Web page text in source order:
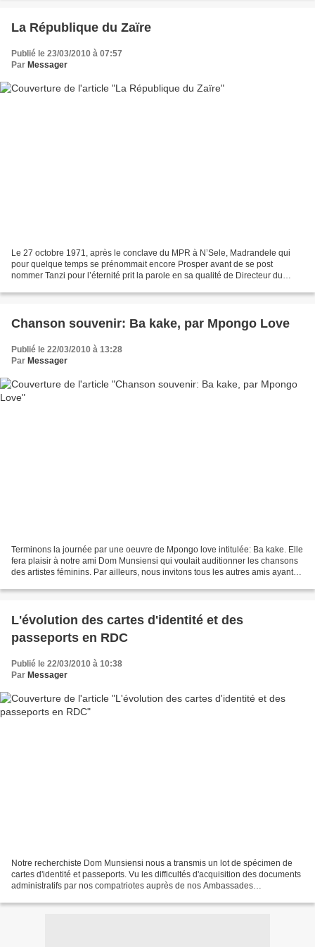
La République du Zaïre
Publié le 23/03/2010 à 07:57
Par Messager
Le 27 octobre 1971, après le conclave du MPR à N’Sele, Madrandele qui
pour quelque temps se prénommait encore Prosper avant de se post
nommer Tanzi pour l’éternité prit la parole en sa qualité de Directeur du
Chanson souvenir: Ba kake, par Mpongo Love
Publié le 22/03/2010 à 13:28
Par Messager
Terminons la journée par une oeuvre de Mpongo love intitulée: Ba kake. Elle
fera plaisir à notre ami Dom Munsiensi qui voulait auditionner les chansons
des artistes féminins. Par ailleurs, nous invitons tous les autres amis ayant
L'évolution des cartes d'identité et des
passeports en RDC
Publié le 22/03/2010 à 10:38
Par Messager
Notre recherchiste Dom Munsiensi nous a transmis un lot de spécimen de
cartes d'identité et passeports. Vu les difficultés d'acquisition des documents
administratifs par nos compatriotes auprès de nos Ambassades